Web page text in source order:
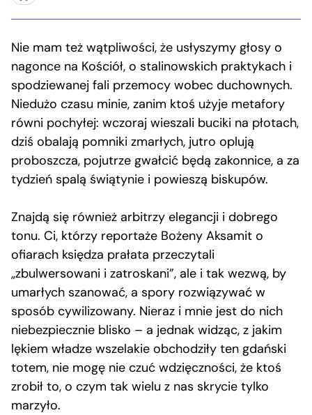
Nie mam też wątpliwości, że usłyszymy głosy o
nagonce na Kościół, o stalinowskich praktykach i
spodziewanej fali przemocy wobec duchownych.
Niedużo czasu minie, zanim ktoś użyje metafory
równi pochyłej: wczoraj wieszali buciki na płotach,
dziś obalają pomniki zmarłych, jutro oplują
proboszcza, pojutrze gwałcić będą zakonnice, a za
tydzień spalą świątynie i powieszą biskupów.
Znajdą się również arbitrzy elegancji i dobrego
tonu. Ci, którzy reportaże Bożeny Aksamit o
ofiarach księdza prałata przeczytali
„zbulwersowani i zatroskani”, ale i tak wezwą, by
umarłych szanować, a spory rozwiązywać w
sposób cywilizowany. Nieraz i mnie jest do nich
niebezpiecznie blisko – a jednak widząc, z jakim
lękiem władze wszelakie obchodziły ten gdański
totem, nie mogę nie czuć wdzięczności, że ktoś
zrobił to, o czym tak wielu z nas skrycie tylko
marzyło.